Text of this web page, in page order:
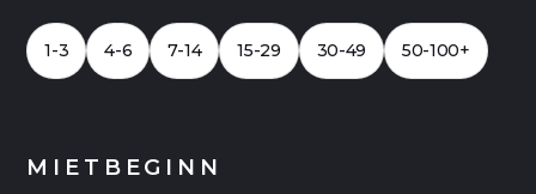
1-3 4-6 7-14 15-29 30-49 50-100+
MIETBEGINN